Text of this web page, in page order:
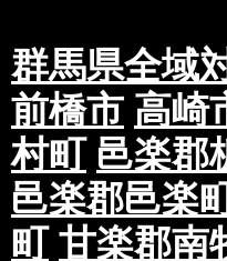
群馬県全域
前橋市 高崎
村町 邑楽郡
邑楽郡邑楽
町 甘楽郡南